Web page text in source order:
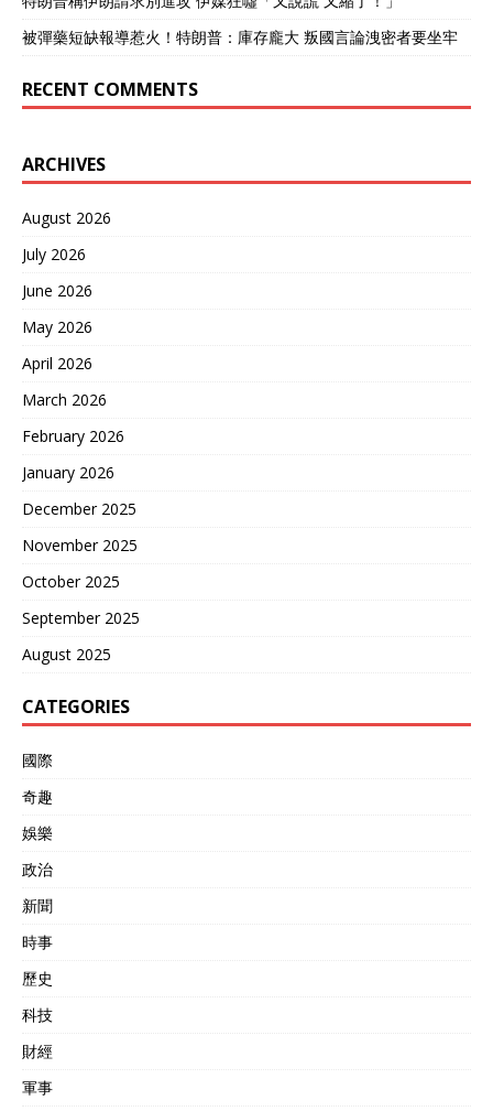
被彈藥短缺報導惹火！特朗普：庫存龐大 叛國言論洩密者要坐牢
RECENT COMMENTS
ARCHIVES
August 2026
July 2026
June 2026
May 2026
April 2026
March 2026
February 2026
January 2026
December 2025
November 2025
October 2025
September 2025
August 2025
CATEGORIES
國際
奇趣
娛樂
政治
新聞
時事
歷史
科技
財經
軍事